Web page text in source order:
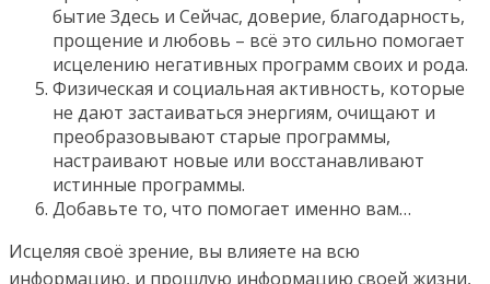
бытие Здесь и Сейчас, доверие, благодарность,
прощение и любовь – всё это сильно помогает
исцелению негативных программ своих и рода.
Физическая и социальная активность, которые
не дают застаиваться энергиям, очищают и
преобразовывают старые программы,
настраивают новые или восстанавливают
истинные программы.
Добавьте то, что помогает именно вам…
Исцеляя своё зрение, вы влияете на всю
информацию, и прошлую информацию своей жизни,